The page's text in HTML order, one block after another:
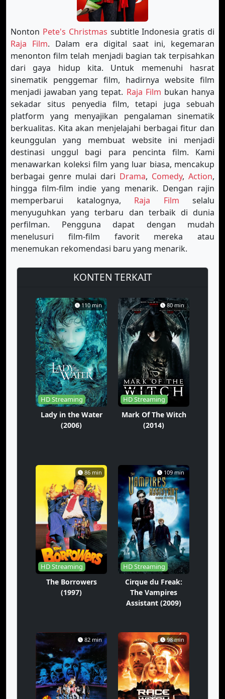
Nonton Pete's Christmas subtitle Indonesia gratis di
Raja Film. Dalam era digital saat ini, kegemaran
menonton film telah menjadi bagian tak terpisahkan
dari gaya hidup kita. Untuk memenuhi hasrat
sinematik penggemar film, hadirnya website film
menjadi jawaban yang tepat. Raja Film bukan hanya
sekadar situs penyedia film, tetapi juga sebuah
platform yang menyajikan pengalaman sinematik
berkualitas. Kita akan menjelajahi berbagai fitur dan
keunggulan yang membuat website ini menjadi
destinasi unggul bagi para pencinta film. Kami
menawarkan koleksi film yang luar biasa, mencakup
berbagai genre mulai dari Drama, Comedy, Action,
hingga film-film indie yang menarik. Dengan rajin
memperbarui katalognya, Raja Film selalu
menyuguhkan yang terbaru dan terbaik di dunia
perfilman. Pengguna dapat dengan mudah
menelusuri film-film favorit mereka atau
menemukan rekomendasi baru yang menarik.
KONTEN TERKAIT
110 min
HD Streaming
Lady in the Water
(2006)
80 min
HD Streaming
Mark Of The Witch
(2014)
86 min
HD Streaming
The Borrowers
(1997)
109 min
HD Streaming
Cirque du Freak:
The Vampires
Assistant (2009)
82 min 98 min